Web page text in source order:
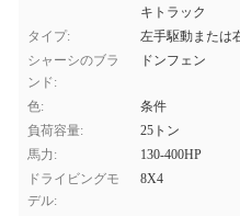
キトラック
タイプ:
左手駆動または
シャーシのブラ
ンド:
ドンフェン
色:
条件
負荷容量:
25トン
馬力:
130-400HP
ドライビングモ
デル:
8X4